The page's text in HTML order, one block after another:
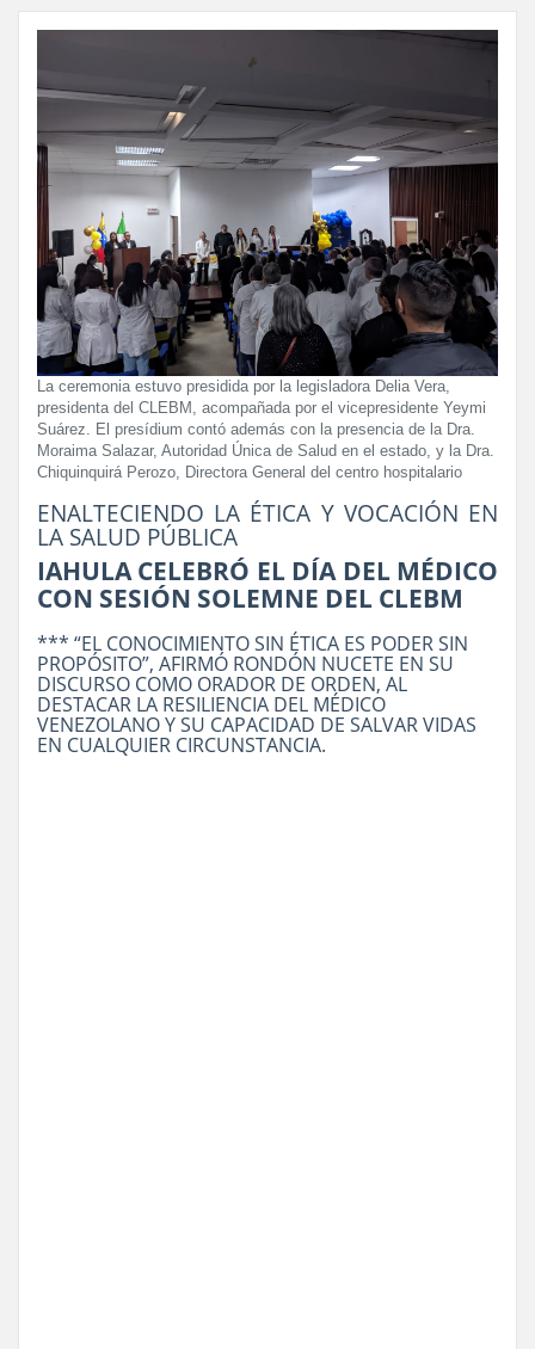
La ceremonia estuvo presidida por la legisladora Delia Vera,
presidenta del CLEBM, acompañada por el vicepresidente Yeymi
Suárez. El presídium contó además con la presencia de la Dra.
Moraima Salazar, Autoridad Única de Salud en el estado, y la Dra.
Chiquinquirá Perozo, Directora General del centro hospitalario
ENALTECIENDO LA ÉTICA Y VOCACIÓN EN
LA SALUD PÚBLICA
IAHULA CELEBRÓ EL DÍA DEL MÉDICO
CON SESIÓN SOLEMNE DEL CLEBM
*** “EL CONOCIMIENTO SIN ÉTICA ES PODER SIN
PROPÓSITO”, AFIRMÓ RONDÓN NUCETE EN SU
DISCURSO COMO ORADOR DE ORDEN, AL
DESTACAR LA RESILIENCIA DEL MÉDICO
VENEZOLANO Y SU CAPACIDAD DE SALVAR VIDAS
EN CUALQUIER CIRCUNSTANCIA.